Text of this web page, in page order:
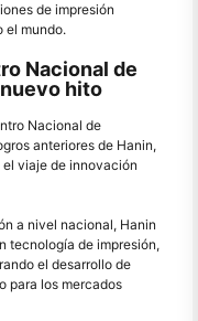
de impresión
el mundo.
Nacional de
hito
Nacional de
anteriores de Hanin,
viaje de innovación
a nivel nacional, Hanin
tecnología de impresión,
el desarrollo de
para los mercados